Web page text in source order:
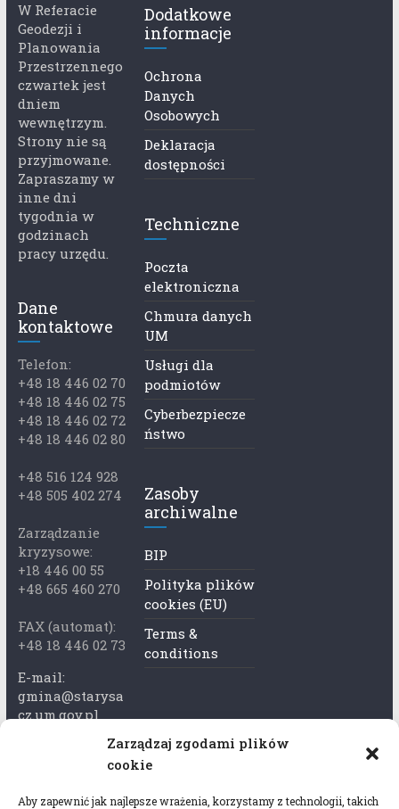
Zarządzaj zgodami plików
cookie
Aby zapewnić jak najlepsze wrażenia, korzystamy z technologii, takich
W Referacie
Geodezji i
Planowania
Przestrzennego
czwartek jest
dniem
wewnętrzym.
Strony nie są
przyjmowane.
Zapraszamy w
inne dni
tygodnia w
godzinach
pracy urzędu.
Dane
kontaktowe
Telefon:
+48 18 446 02 70
+48 18 446 02 75
+48 18 446 02 72
+48 18 446 02 80
+48 516 124 928
+48 505 402 274
Zarządzanie
kryzysowe:
+18 446 00 55
+48 665 460 270
FAX (automat):
+48 18 446 02 73
E-mail:
gmina@starysa
cz.um.gov.pl
Adres skrzynki
Dodatkowe
informacje
Ochrona
Danych
Osobowych
Deklaracja
dostępności
Techniczne
Poczta
elektroniczna
Chmura danych
UM
Usługi dla
podmiotów
Cyberbezpiecze
ństwo
Zasoby
archiwalne
BIP
Polityka plików
cookies (EU)
Terms &
conditions